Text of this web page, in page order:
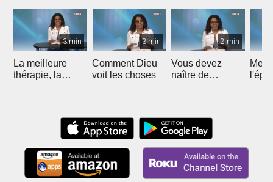
3 min
La meilleure
thérapie, la
3 min
Comment Dieu
voit les choses
2 min
Vous devez
naître de